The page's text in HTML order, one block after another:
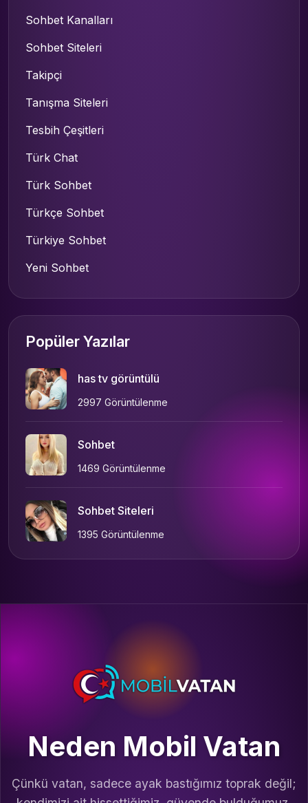
Sohbet Kanalları
Sohbet Siteleri
Takipçi
Tanışma Siteleri
Tesbih Çeşitleri
Türk Chat
Türk Sohbet
Türkçe Sohbet
Türkiye Sohbet
Yeni Sohbet
Popüler Yazılar
has tv görüntülü
2997 Görüntülenme
Sohbet
1469 Görüntülenme
Sohbet Siteleri
1395 Görüntülenme
Neden Mobil Vatan
Çünkü vatan, sadece ayak bastığımız toprak değil;